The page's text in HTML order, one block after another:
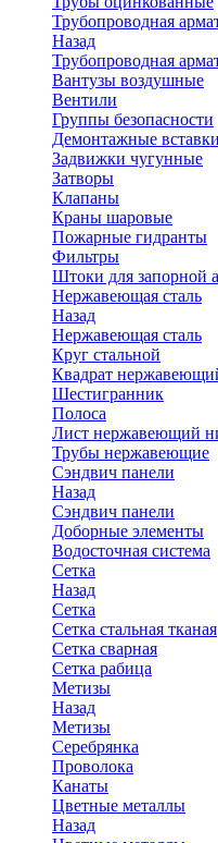
Трубопроводная
Назад
Трубопроводная
Вантузы воздушные
Вентили
Группы безопасности
Демонтажные вставки
Задвижки чугунные
Затворы
Клапаны
Краны шаровые
Пожарные гидранты
Фильтры
Штоки для запорной
Нержавеющая сталь
Назад
Нержавеющая сталь
Круг стальной
Квадрат
Шестигранник
Полоса
Лист нержавеющий
Трубы нержавеющие
Сэндвич панели
Назад
Сэндвич панели
Доборные элементы
Водосточная система
Сетка
Назад
Сетка
Сетка стальная тканая
Сетка сварная
Сетка рабица
Метизы
Назад
Метизы
Серебрянка
Проволока
Канаты
Цветные металлы
Назад